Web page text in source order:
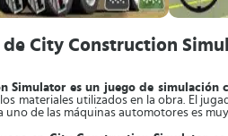
de City Construction
Simulator es un juego de simulación
materiales utilizados en la obra. El
uno de las máquinas automotores es